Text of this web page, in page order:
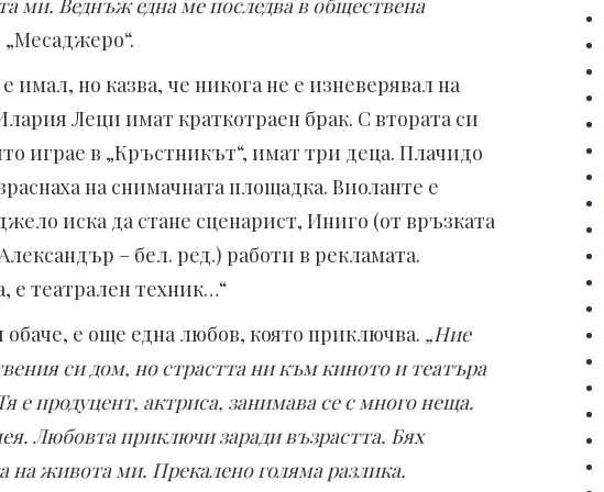
ми. Веднъж една ме последва в обществена
но казва, че никога не е изневерявал на
Леци имат краткотраен брак. С втората си
играе в „Кръстникът“, имат три деца. Плачидо
на снимачната площадка. Виоланте е
иска да стане сценарист, Иниго (от връзката
– бел. ред.) работи в рекламата.
е театрален техник…“
е още една любов, която приключва. „Ние
си дом, но страстта ни към киното и театъра
е продуцент, актриса, занимава се с много неща.
Любовта приключи заради възрастта. Бях
живота ми. Прекалено голяма разлика.